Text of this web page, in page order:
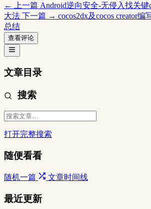
← 上一篇 Android逆向安全-无侵入找关键
大法 下一篇 → cocos2dx及cocos creator
总结
查看评论
文章目录
搜索
打开完整搜索
随便看看
随机一篇 文章时间线
最近更新